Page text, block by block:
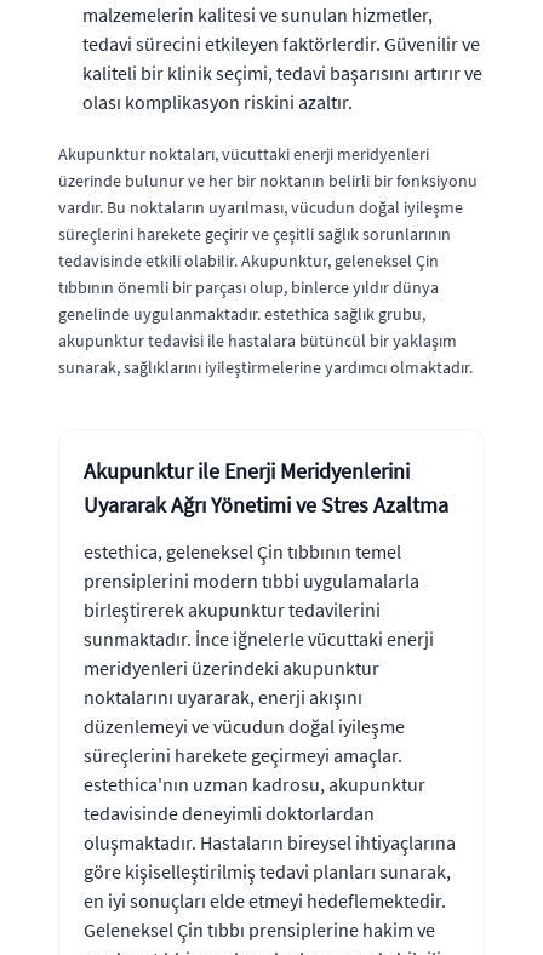
malzemelerin kalitesi ve sunulan hizmetler,
tedavi sürecini etkileyen faktörlerdir. Güvenilir ve
kaliteli bir klinik seçimi, tedavi başarısını artırır ve
olası komplikasyon riskini azaltır.
Akupunktur noktaları, vücuttaki enerji meridyenleri
üzerinde bulunur ve her bir noktanın belirli bir fonksiyonu
vardır. Bu noktaların uyarılması, vücudun doğal iyileşme
süreçlerini harekete geçirir ve çeşitli sağlık sorunlarının
tedavisinde etkili olabilir. Akupunktur, geleneksel Çin
tıbbının önemli bir parçası olup, binlerce yıldır dünya
genelinde uygulanmaktadır. estethica sağlık grubu,
akupunktur tedavisi ile hastalara bütüncül bir yaklaşım
sunarak, sağlıklarını iyileştirmelerine yardımcı olmaktadır.
Akupunktur ile Enerji Meridyenlerini
Uyararak Ağrı Yönetimi ve Stres Azaltma
estethica, geleneksel Çin tıbbının temel
prensiplerini modern tıbbi uygulamalarla
birleştirerek akupunktur tedavilerini
sunmaktadır. İnce iğnelerle vücuttaki enerji
meridyenleri üzerindeki akupunktur
noktalarını uyararak, enerji akışını
düzenlemeyi ve vücudun doğal iyileşme
süreçlerini harekete geçirmeyi amaçlar.
estethica'nın uzman kadrosu, akupunktur
tedavisinde deneyimli doktorlardan
oluşmaktadır. Hastaların bireysel ihtiyaçlarına
göre kişiselleştirilmiş tedavi planları sunarak,
en iyi sonuçları elde etmeyi hedeflemektedir.
Geleneksel Çin tıbbı prensiplerine hakim ve